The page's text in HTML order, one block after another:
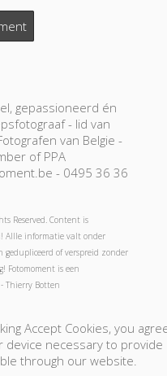
gepassioneerd én
- lid van
van Belgie -
of PPA
- 0495 36 36
Reserved. Content is
Allle informatie valt onder
of verspreid zonder
Fotomoment is een
Thierry Botten
foto's-Vos Photos
- Bon Cadeau!
Accept Cookies, you
necessary to provide
through our website.